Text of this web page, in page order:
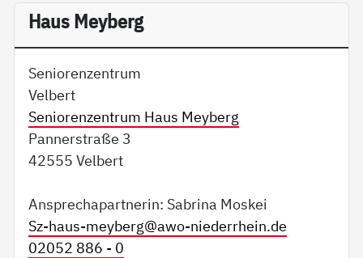
Haus Meyberg
Seniorenzentrum
Velbert
Seniorenzentrum Haus Meyberg
Pannerstraße 3
42555 Velbert
Ansprechapartnerin: Sabrina Moskei
Sz-haus-meyberg@awo-niederrhein.de
02052 886 - 0